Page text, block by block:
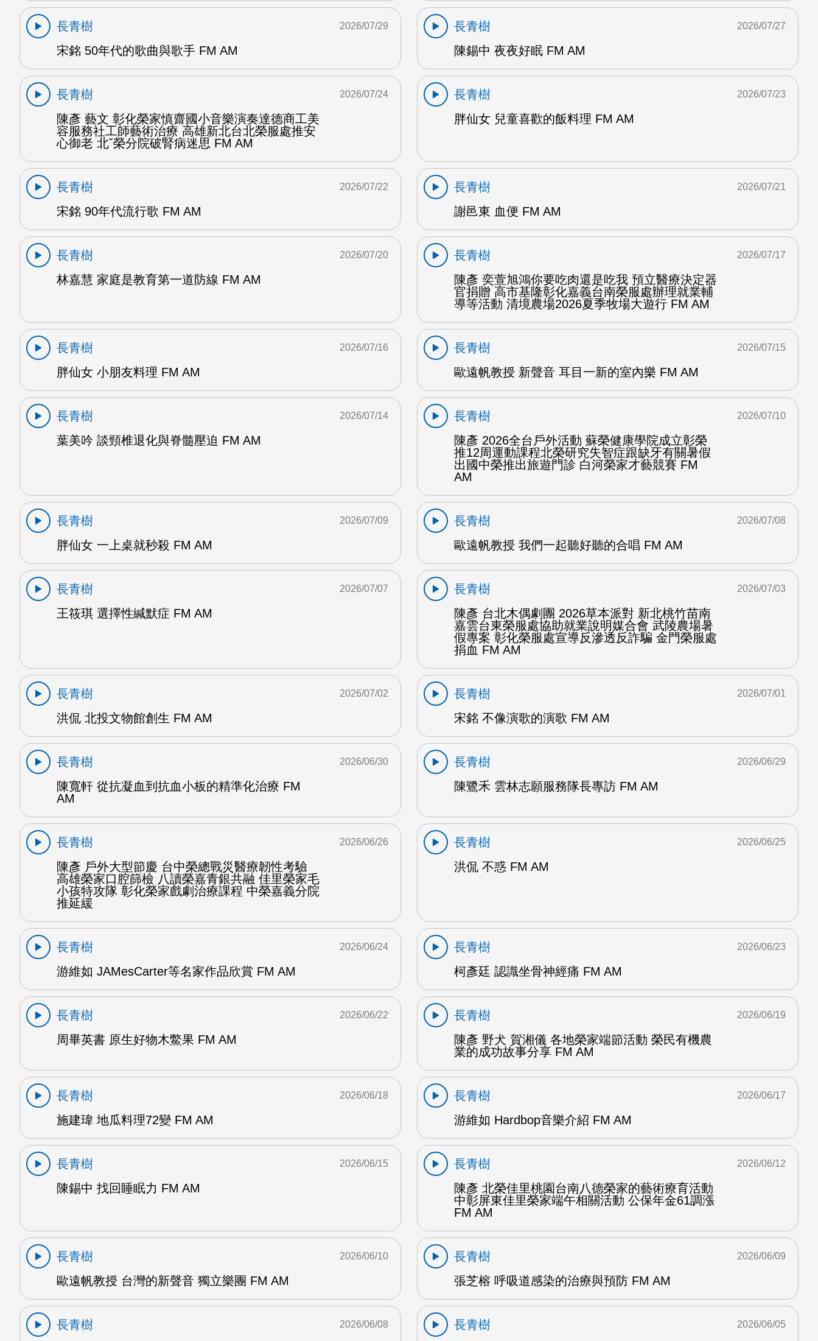
長青樹
宋銘 50年代的歌曲與歌手 FM AM
2026/07/29
長青樹
陳錫中 夜夜好眠 FM AM
2026/07/27
長青樹
陳彥 藝文 彰化榮家慎齋國小音樂演奏達德商工美
容服務社工師藝術治療 高雄新北台北榮服處推安
心御老 北ˇ榮分院破腎病迷思 FM AM
2026/07/24
長青樹
胖仙女 兒童喜歡的飯料理 FM AM
2026/07/23
長青樹
宋銘 90年代流行歌 FM AM
2026/07/22
長青樹
謝邑東 血便 FM AM
2026/07/21
長青樹
林嘉慧 家庭是教育第一道防線 FM AM
2026/07/20
長青樹
陳彥 奕萱旭鴻你要吃肉還是吃我 預立醫療決定器
官捐贈 高市基隆彰化嘉義台南榮服處辦理就業輔
導等活動 清境農場2026夏季牧場大遊行 FM AM
2026/07/17
長青樹
胖仙女 小朋友料理 FM AM
2026/07/16
長青樹
歐遠帆教授 新聲音 耳目一新的室內樂 FM AM
2026/07/15
長青樹
葉美吟 談頸椎退化與脊髓壓迫 FM AM
2026/07/14
長青樹
陳彥 2026全台戶外活動 蘇榮健康學院成立彰榮
推12周運動課程北榮研究失智症跟缺牙有關暑假
出國中榮推出旅遊門診 白河榮家才藝競賽 FM
AM
2026/07/10
長青樹
胖仙女 一上桌就秒殺 FM AM
2026/07/09
長青樹
歐遠帆教授 我們一起聽好聽的合唱 FM AM
2026/07/08
長青樹
王筱琪 選擇性緘默症 FM AM
2026/07/07
長青樹
陳彥 台北木偶劇團 2026草本派對 新北桃竹苗南
嘉雲台東榮服處協助就業說明媒合會 武陵農場暑
假專案 彰化榮服處宣導反滲透反詐騙 金門榮服處
捐血 FM AM
2026/07/03
長青樹
洪侃 北投文物館創生 FM AM
2026/07/02
長青樹
宋銘 不像演歌的演歌 FM AM
2026/07/01
長青樹
陳寬軒 從抗凝血到抗血小板的精準化治療 FM
AM
2026/06/30
長青樹
陳鷺禾 雲林志願服務隊長專訪 FM AM
2026/06/29
長青樹
陳彥 戶外大型節慶 台中榮總戰災醫療韌性考驗
高雄榮家口腔篩檢 八讀榮嘉青銀共融 佳里榮家毛
小孩特攻隊 彰化榮家戲劇治療課程 中榮嘉義分院
推延緩
2026/06/26
長青樹
洪侃 不惑 FM AM
2026/06/25
長青樹
游維如 JAMesCarter等名家作品欣賞 FM AM
2026/06/24
長青樹
柯彥廷 認識坐骨神經痛 FM AM
2026/06/23
長青樹
周畢英書 原生好物木鱉果 FM AM
2026/06/22
長青樹
陳彥 野犬 賀湘儀 各地榮家端節活動 榮民有機農
業的成功故事分享 FM AM
2026/06/19
長青樹
施建瑋 地瓜料理72變 FM AM
2026/06/18
長青樹
游維如 Hardbop音樂介紹 FM AM
2026/06/17
長青樹
陳錫中 找回睡眠力 FM AM
2026/06/15
長青樹
陳彥 北榮佳里桃園台南八德榮家的藝術療育活動
中彰屏東佳里榮家端午相關活動 公保年金61調漲
FM AM
2026/06/12
長青樹
歐遠帆教授 台灣的新聲音 獨立樂團 FM AM
2026/06/10
長青樹
張芝榕 呼吸道感染的治療與預防 FM AM
2026/06/09
長青樹 2026/06/08 長青樹 2026/06/05